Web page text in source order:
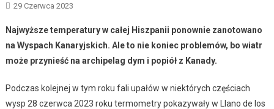
29 Czerwca 2023
Najwyższe temperatury w całej Hiszpanii ponownie zanotowano
na Wyspach Kanaryjskich. Ale to nie koniec problemów, bo wiatr
może przynieść na archipelag dym i popiół z Kanady.
Podczas kolejnej w tym roku fali upałów w niektórych częściach
wysp 28 czerwca 2023 roku termometry pokazywały w Llano de los